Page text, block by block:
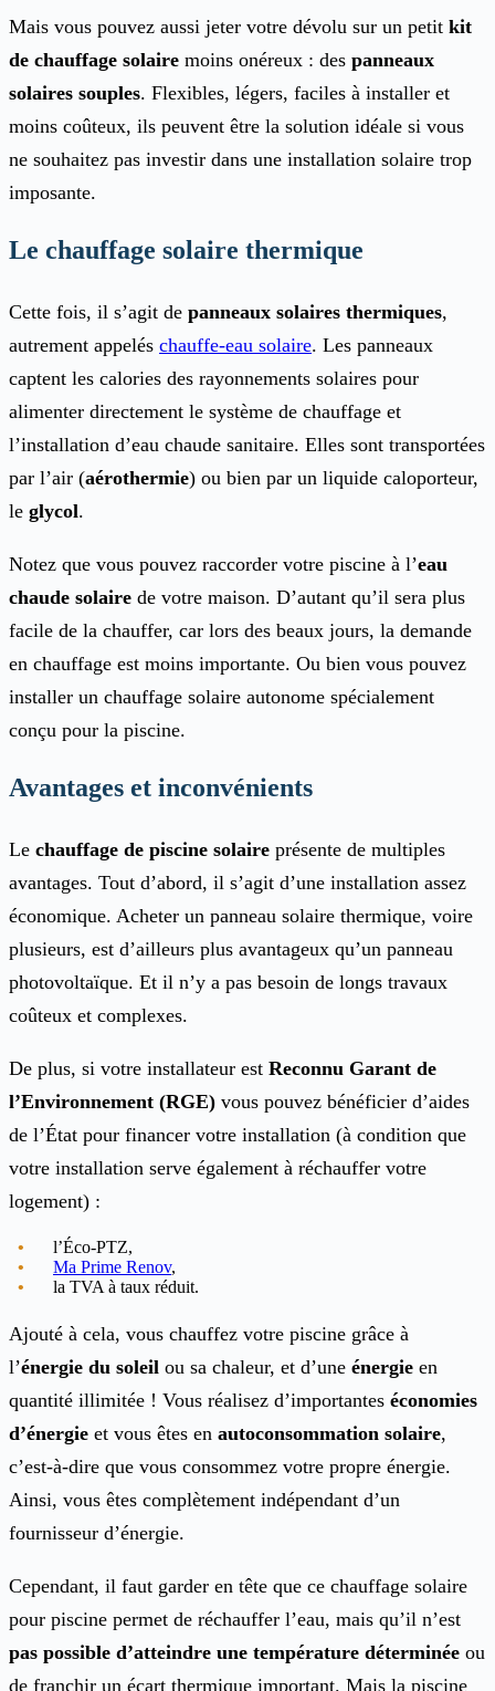
Mais vous pouvez aussi jeter votre dévolu sur un petit kit
de chauffage solaire moins onéreux : des panneaux
solaires souples. Flexibles, légers, faciles à installer et
moins coûteux, ils peuvent être la solution idéale si vous
ne souhaitez pas investir dans une installation solaire trop
imposante.
Le chauffage solaire thermique
Cette fois, il s’agit de panneaux solaires thermiques,
autrement appelés chauffe-eau solaire. Les panneaux
captent les calories des rayonnements solaires pour
alimenter directement le système de chauffage et
l’installation d’eau chaude sanitaire. Elles sont transportées
par l’air (aérothermie) ou bien par un liquide caloporteur,
le glycol.
Notez que vous pouvez raccorder votre piscine à l’eau
chaude solaire de votre maison. D’autant qu’il sera plus
facile de la chauffer, car lors des beaux jours, la demande
en chauffage est moins importante. Ou bien vous pouvez
installer un chauffage solaire autonome spécialement
conçu pour la piscine.
Avantages et inconvénients
Le chauffage de piscine solaire présente de multiples
avantages. Tout d’abord, il s’agit d’une installation assez
économique. Acheter un panneau solaire thermique, voire
plusieurs, est d’ailleurs plus avantageux qu’un panneau
photovoltaïque. Et il n’y a pas besoin de longs travaux
coûteux et complexes.
De plus, si votre installateur est Reconnu Garant de
l’Environnement (RGE) vous pouvez bénéficier d’aides
de l’État pour financer votre installation (à condition que
votre installation serve également à réchauffer votre
logement) :
l’Éco-PTZ,
Ma Prime Renov,
la TVA à taux réduit.
Ajouté à cela, vous chauffez votre piscine grâce à
l’énergie du soleil ou sa chaleur, et d’une énergie en
quantité illimitée ! Vous réalisez d’importantes économies
d’énergie et vous êtes en autoconsommation solaire,
c’est-à-dire que vous consommez votre propre énergie.
Ainsi, vous êtes complètement indépendant d’un
fournisseur d’énergie.
Cependant, il faut garder en tête que ce chauffage solaire
pour piscine permet de réchauffer l’eau, mais qu’il n’est
pas possible d’atteindre une température déterminée ou
de franchir un écart thermique important. Mais la piscine